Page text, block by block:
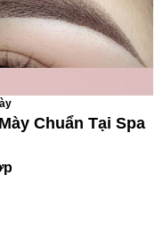
Chuẩn Tại Spa